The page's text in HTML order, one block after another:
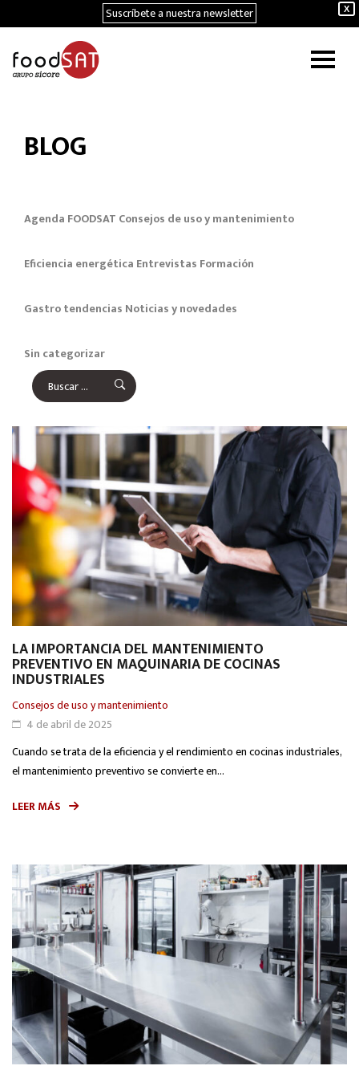
X
Suscríbete a nuestra newsletter
BLOG
Agenda FOODSAT Consejos de uso y mantenimiento
Eficiencia energética Entrevistas Formación
Gastro tendencias Noticias y novedades
Sin categorizar
LA IMPORTANCIA DEL MANTENIMIENTO
PREVENTIVO EN MAQUINARIA DE COCINAS
INDUSTRIALES
Consejos de uso y mantenimiento
4 de abril de 2025
Cuando se trata de la eficiencia y el rendimiento en cocinas industriales,
el mantenimiento preventivo se convierte en...
LEER MÁS